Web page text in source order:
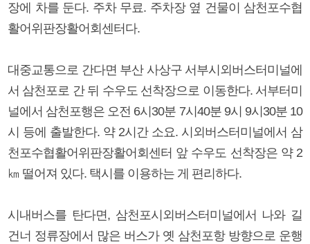
장에 차를 둔다. 주차 무료. 주차장 옆 건물이 삼천포수협
활어위판장활어회센터다.
대중교통으로 간다면 부산 사상구 서부시외버스터미널에
서 삼천포로 간 뒤 수우도 선착장으로 이동한다. 서부터미
널에서 삼천포행은 오전 6시30분 7시40분 9시 9시30분 10
시 등에 출발한다. 약 2시간 소요. 시외버스터미널에서 삼
천포수협활어위판장활어회센터 앞 수우도 선착장은 약 2
㎞ 떨어져 있다. 택시를 이용하는 게 편리하다.
시내버스를 탄다면, 삼천포시외버스터미널에서 나와 길
건너 정류장에서 많은 버스가 옛 삼천포항 방향으로 운행